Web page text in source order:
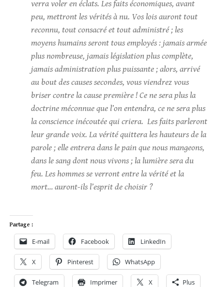
verra voler en éclats. Les faits économiques, avant
peu, mettront les vérités à nu. Vos lois auront tout
reconnu, tout consacré et tout administré ; les
moyens humains seront tous employés : jamais armée
plus nombreuse, jamais législation plus complète,
jamais administration plus puissante ; alors, arrivé
au bout des causes secondes, vous viendrez vous
briser contre la cause première ! Ce ne sera plus la
doctrine méconnue que l’on entendra, ce ne sera plus
la conscience inécoutée qui criera. Les faits parleront
leur grande voix. La vérité quittera les hauteurs de la
parole ; elle entrera dans le pain que nous mangeons,
dans le sang dont nous vivons ; la lumière sera du
feu. Les hommes se verront entre la vérité et la
mort… auront-ils l’esprit de choisir ?
Partage :
E-mail Facebook LinkedIn
X Pinterest WhatsApp
Telegram Imprimer X Plus